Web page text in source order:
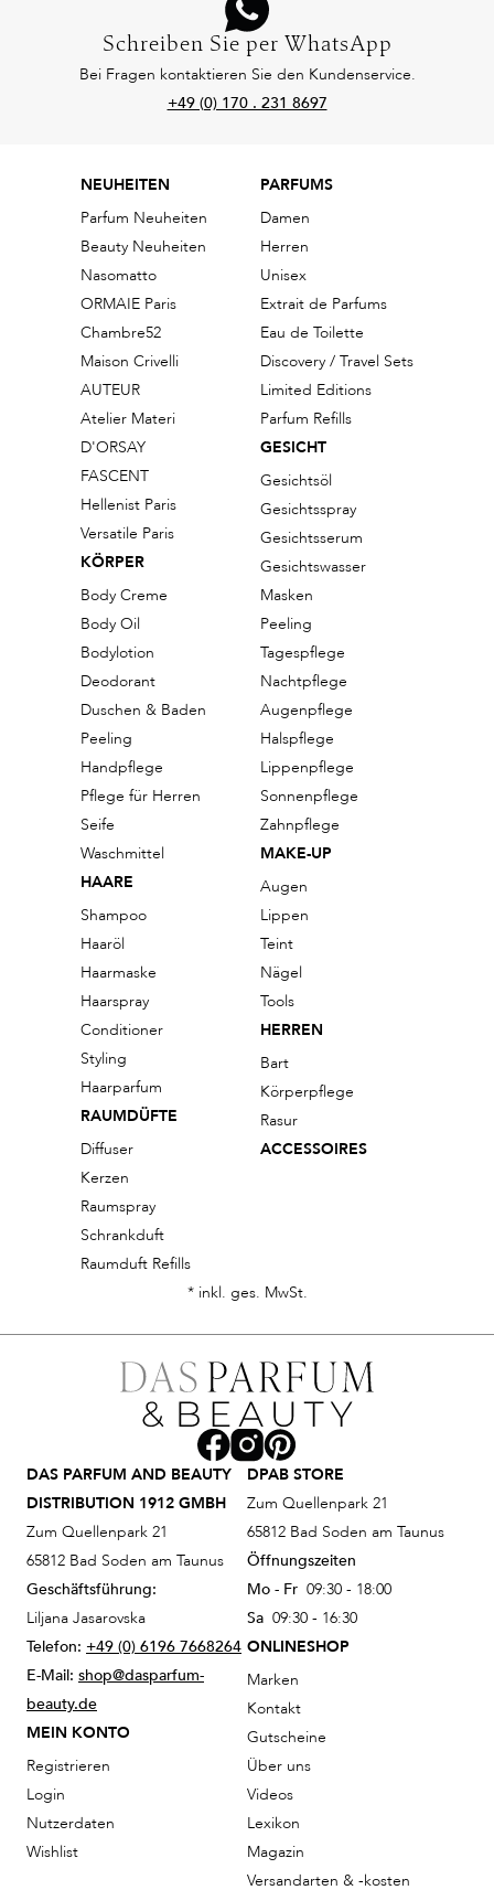
Schreiben Sie per WhatsApp
Bei Fragen kontaktieren Sie den Kundenservice.
+49 (0) 170 . 231 8697
NEUHEITEN
Parfum Neuheiten
Beauty Neuheiten
Nasomatto
ORMAIE Paris
Chambre52
Maison Crivelli
AUTEUR
Atelier Materi
D'ORSAY
FASCENT
Hellenist Paris
Versatile Paris
KÖRPER
Body Creme
Body Oil
Bodylotion
Deodorant
Duschen & Baden
Peeling
Handpflege
Pflege für Herren
Seife
Waschmittel
HAARE
Shampoo
Haaröl
Haarmaske
Haarspray
Conditioner
Styling
Haarparfum
RAUMDÜFTE
Diffuser
Kerzen
Raumspray
Schrankduft
Raumduft Refills
PARFUMS
Damen
Herren
Unisex
Extrait de Parfums
Eau de Toilette
Discovery / Travel Sets
Limited Editions
Parfum Refills
GESICHT
Gesichtsöl
Gesichtsspray
Gesichtsserum
Gesichtswasser
Masken
Peeling
Tagespflege
Nachtpflege
Augenpflege
Halspflege
Lippenpflege
Sonnenpflege
Zahnpflege
MAKE-UP
Augen
Lippen
Teint
Nägel
Tools
HERREN
Bart
Körperpflege
Rasur
ACCESSOIRES
* inkl. ges. MwSt.
DAS PARFUM AND BEAUTY
DISTRIBUTION 1912 GMBH
Zum Quellenpark 21
65812 Bad Soden am Taunus
Geschäftsführung:
Liljana Jasarovska
Telefon: +49 (0) 6196 7668264
E-Mail: shop@dasparfum-
beauty.de
MEIN KONTO
Registrieren
Login
Nutzerdaten
Wishlist
DPAB STORE
Zum Quellenpark 21
65812 Bad Soden am Taunus
Öffnungszeiten
Mo - Fr 09:30 - 18:00
Sa 09:30 - 16:30
ONLINESHOP
Marken
Kontakt
Gutscheine
Über uns
Videos
Lexikon
Magazin
Versandarten & -kosten